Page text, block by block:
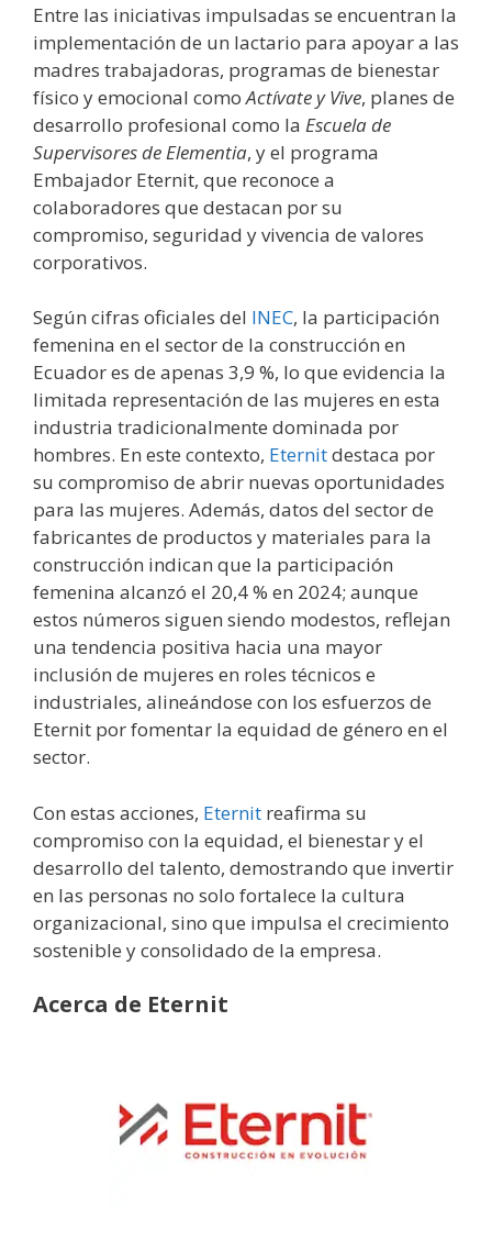
Entre las iniciativas impulsadas se encuentran la
implementación de un lactario para apoyar a las
madres trabajadoras, programas de bienestar
físico y emocional comoActívate y Vive, planes de
desarrollo profesional como la Escuela de
Supervisores de Elementia, y el programa
Embajador Eternit, que reconoce a
colaboradores que destacan por su
compromiso, seguridad y vivencia de valores
corporativos.
Según cifras oficiales del INEC, la participación
femenina en el sector de la construcción en
Ecuador es de apenas 3,9 %, lo que evidencia la
limitada representación de las mujeres en esta
industria tradicionalmente dominada por
hombres. En este contexto, Eternitdestaca por
su compromiso de abrir nuevas oportunidades
para las mujeres. Además, datos del sector de
fabricantes de productos y materiales para la
construcción indican que la participación
femenina alcanzó el 20,4 % en 2024; aunque
estos números siguen siendo modestos, reflejan
una tendencia positiva hacia una mayor
inclusión de mujeres en roles técnicos e
industriales, alineándose con los esfuerzos de
Eternit por fomentar la equidad de género en el
sector.
Con estas acciones, Eternit reafirma su
compromiso con la equidad, el bienestar y el
desarrollo del talento, demostrando que invertir
en las personas no solo fortalece la cultura
organizacional, sino que impulsa el crecimiento
sostenible y consolidado de la empresa.
Acerca de Eternit